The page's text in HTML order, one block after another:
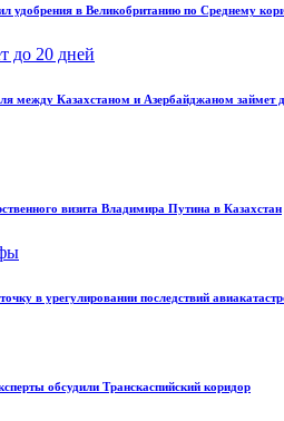
удобрения в Великобританию по Среднему
между Казахстаном и Азербайджаном займет
визита Владимира Путина в Казахстан
в урегулировании последствий
обсудили Транскаспийский коридор